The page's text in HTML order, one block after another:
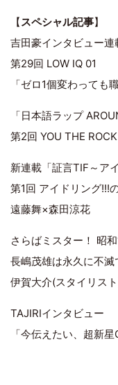
【スペシャル記事】
吉田豪インタビュー連
第29回 LOW IQ 01
「ゼロ1個変わっても
「日本語ラップ
第2回 YOU THE
新連載「証言TIF～ア
第1回 アイドリング!!!
遠藤舞×森田涼花
さらばミスター！ 昭
長嶋茂雄は永久に不滅
伊賀大介(スタイリス
TAJIRIインタビュー
「今伝えたい、超新星